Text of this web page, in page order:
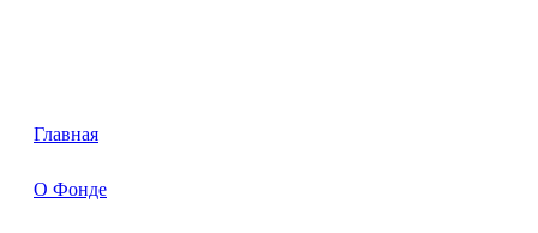
Главная
О Фонде